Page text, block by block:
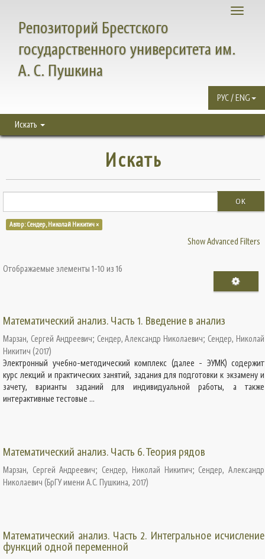
Toggle
Репозиторий Брестского
государственного университета им.
А. С. Пушкина
РУС / ENG
Искать
Искать
OK
Автор: Сендер, Николай Никитич ×
Show Advanced Filters
Отображаемые элементы 1-10 из 16
Математический анализ. Часть 1. Введение в анализ
Марзан, Сергей Андреевич; Сендер, Александр Николаевич; Сендер, Николай
Никитич (2017)
Электронный учебно-методический комплекс (далее - ЭУМК) содержит
курс лекций и практических занятий, задания для подготовки к экзамену и
зачету, варианты заданий для индивидуальной работы, а также
интерактивные тестовые ...
Математический анализ. Часть 6. Теория рядов
Марзан, Сергей Андреевич; Сендер, Николай Никитич; Сендер, Александр
Николаевич (БрГУ имени А.С. Пушкина, 2017)
Математический анализ. Часть 2. Интегральное исчисление
функций одной переменной